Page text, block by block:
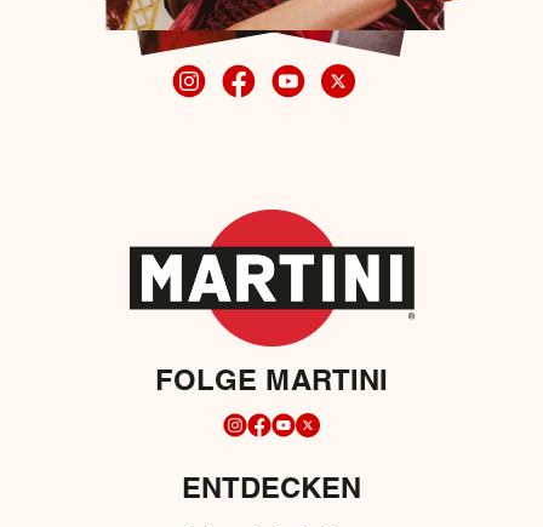
FOLGE MARTINI
ENTDECKEN